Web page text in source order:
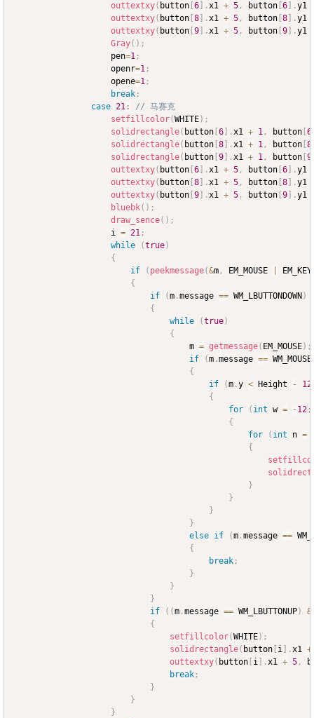
outtextxy( button 6 .x1 + 5 , button 6 .y1
outtextxy( button 8 .x1 + 5 , button 8 .y1
outtextxy( button 9 .x1 + 5 , button 9 .y1
Gray( ) ;
					pen
=1 ;
					openr
=1 ;
					opene
=1 ;
break ;
case 21:
// 马赛克
setfillcolor(WHITE) ;
solidrectangle( button 6 .x1 + 1 , button 6
solidrectangle( button 8 .x1 + 1 , button 8
solidrectangle( button 9 .x1 + 1 , button 9
outtextxy( button 6 .x1 + 5 , button 6 .y1
outtextxy( button 8 .x1 + 5 , button 8 .y1
outtextxy( button 9 .x1 + 5 , button 9 .y1
bluebk( ) ;
draw_sence( ) ;
					i
= 21 ;
while
(true)
{
if
( peekmessage(&m , EM_MOUSE EM_KEY
{
if
(m .message == WM_LBUTTONDOWN )
{
while
(true)
{
									m
= getmessage( EM_MOUSE) ;
if
(m .message ==
{
if
(m .y < Height - 12
{
for
( int w = -12 ;
{
for
( int n =
{
}
}
}
}
else if (m .message ==
{
break ;
}
}
}
if
( (m .message == WM_LBUTTONUP)
{
setfillcolor(WHITE) ;
solidrectangle( button i .x1 +
outtextxy( button i .x1 + 5 ,
break ;
}
}
}